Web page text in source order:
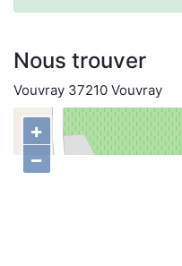
Nous trouver
Vouvray 37210 Vouvray
+
−